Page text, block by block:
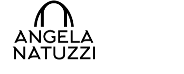
Pelletterie Angela Natuzzi